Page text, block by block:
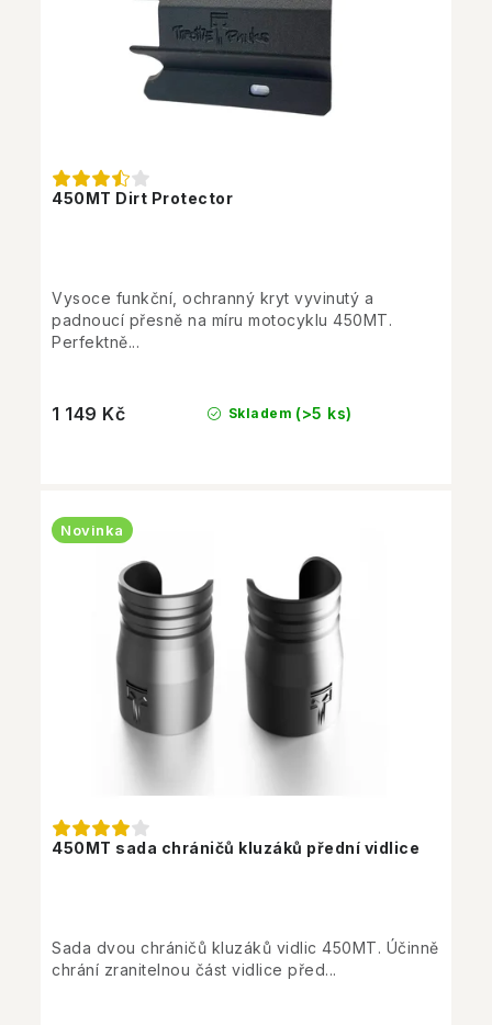
450MT Dirt Protector
Skladem (>5 ks)
1 149 Kč
Vysoce funkční, ochranný kryt vyvinutý a
padnoucí přesně na míru motocyklu 450MT.
Perfektně...
450MT sada chráničů kluzáků přední vidlice
Novinka
Sada dvou chráničů kluzáků vidlic 450MT. Účinně
chrání zranitelnou část vidlice před...